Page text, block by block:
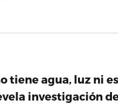
tiene agua, luz ni
investigación